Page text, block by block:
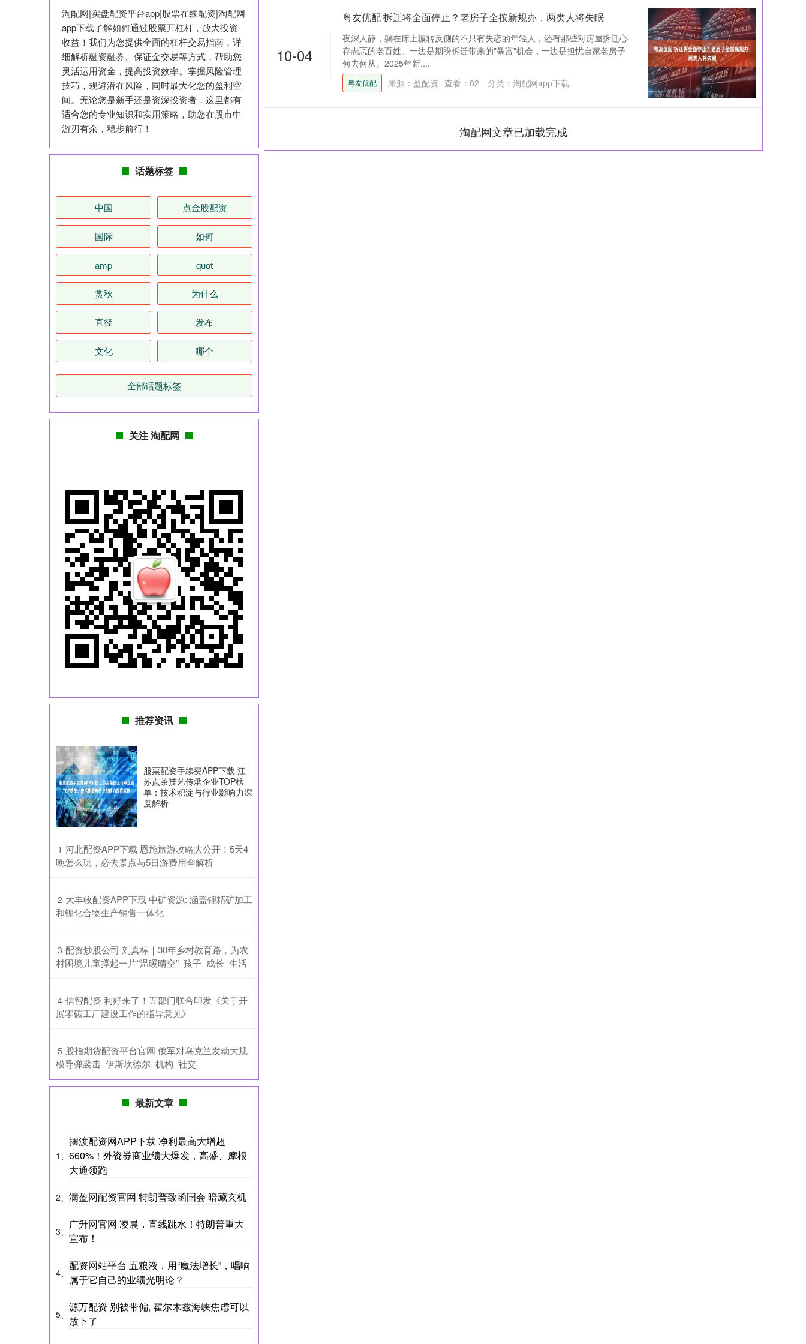
10-04
粤友优配 拆迁将全面停止？老房子全按新规办，两类人将失眠
夜深人静，躺在床上辗转反侧的不只有失恋的年轻人，还有那些对房屋拆迁心
存忐忑的老百姓。一边是期盼拆迁带来的"暴富"机会，一边是担忧自家老房子
何去何从。2025年新....
粤友优配 来源：盈配资 查看： 82 分类： 淘配网app下载
淘配网文章已加载完成
淘配网|实盘配资平台app|股票在线配资|淘配网
app下载了解如何通过股票开杠杆，放大投资
收益！我们为您提供全面的杠杆交易指南，详
细解析融资融券、保证金交易等方式，帮助您
灵活运用资金，提高投资效率。掌握风险管理
技巧，规避潜在风险，同时最大化您的盈利空
间。无论您是新手还是资深投资者，这里都有
适合您的专业知识和实用策略，助您在股市中
游刃有余，稳步前行！
话题标签
中国 点金股配资
国际 如何
amp quot
赏秋 为什么
直径 发布
文化 哪个
全部话题标签
关注 淘配网
推荐资讯
股票配资手续费APP下载 江
苏点茶技艺传承企业TOP榜
单：技术积淀与行业影响力深
度解析
1 ​河北配资APP下载 恩施旅游攻略大公开！5天4
晚怎么玩，必去景点与5日游费用全解析
2 ​大丰收配资APP下载 中矿资源: 涵盖锂精矿加工
和锂化合物生产销售一体化
3 ​配资炒股公司 刘真标｜30年乡村教育路，为农
村困境儿童撑起一片“温暖晴空”_孩子_成长_生活
4 ​信智配资 利好来了！五部门联合印发《关于开
展零碳工厂建设工作的指导意见》
5 ​股指期货配资平台官网 俄军对乌克兰发动大规
模导弹袭击_伊斯坎德尔_机构_社交
最新文章
1、
摆渡配资网APP下载 净利最高大增超
660%！外资券商业绩大爆发，高盛、摩根
大通领跑
2、 满盈网配资官网 特朗普致函国会 暗藏玄机
3、
广升网官网 凌晨，直线跳水！特朗普重大
宣布！
4、
配资网站平台 五粮液，用“魔法增长”，唱响
属于它自己的业绩光明论？
5、
源万配资 别被带偏, 霍尔木兹海峡焦虑可以
放下了